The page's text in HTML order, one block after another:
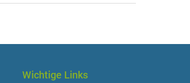
Wichtige Links